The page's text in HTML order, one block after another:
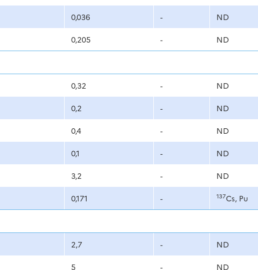
0,036 - ND
0,205 - ND
0,32 - ND
0,2 - ND
0,4 - ND
0,1 - ND
3,2 - ND
0,171 - 137Cs, Pu
2,7 - ND
5 - ND